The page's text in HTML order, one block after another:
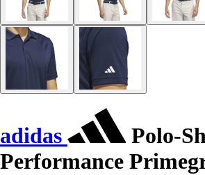
adidas
Polo-
Performance